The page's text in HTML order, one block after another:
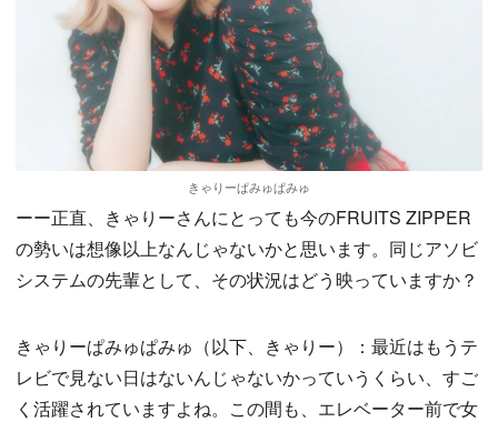
きゃりーぱみゅぱみゅ
ーー正直、きゃりーさんにとっても今のFRUITS ZIPPER
の勢いは想像以上なんじゃないかと思います。同じアソビ
システムの先輩として、その状況はどう映っていますか？
きゃりーぱみゅぱみゅ（以下、きゃりー）：最近はもうテ
レビで見ない日はないんじゃないかっていうくらい、すご
く活躍されていますよね。この間も、エレベーター前で女